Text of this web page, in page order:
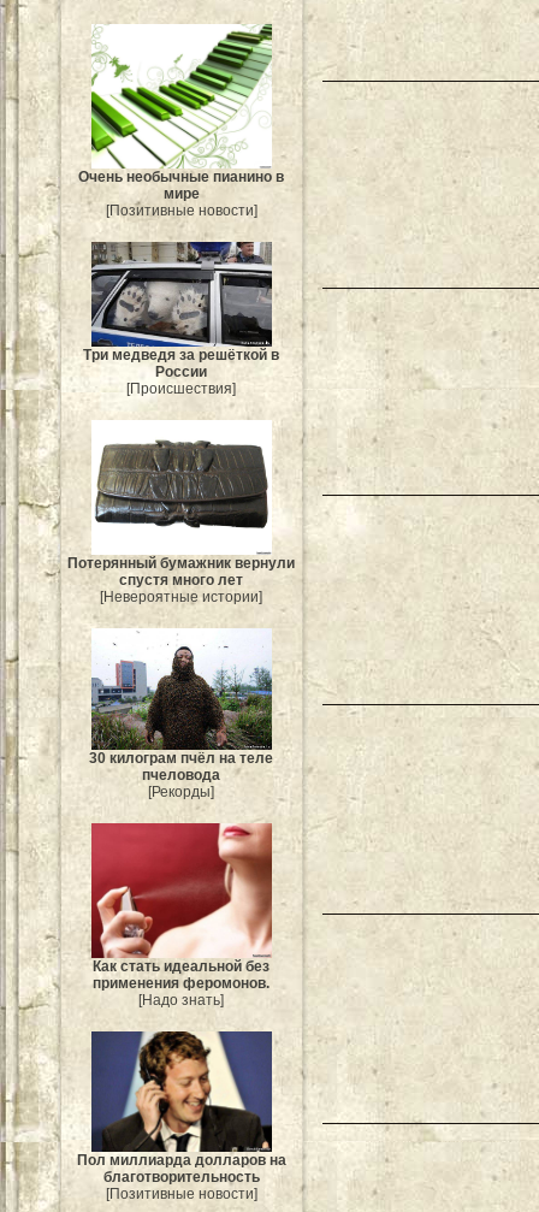
Очень необычные пианино в
мире
[Позитивные новости]
Три медведя за решёткой в
России
[Происшествия]
Потерянный бумажник вернули
спустя много лет
[Невероятные истории]
30 килограм пчёл на теле
пчеловода
[Рекорды]
Как стать идеальной без
применения феромонов.
[Надо знать]
Пол миллиарда долларов на
благотворительность
[Позитивные новости]